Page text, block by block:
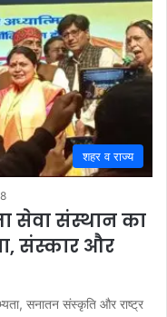
शहर व राज्य
सेवा संस्थान का
संस्कार और
सनातन संस्कृति और राष्ट्र